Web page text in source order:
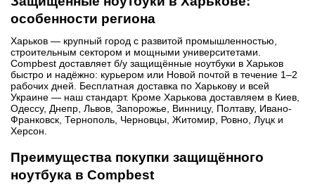
особенности региона
Харьков — крупный город с развитой промышленностью,
строительным сектором и мощными университетами.
Compbest доставляет б/у защищённые ноутбуки в Харьков
быстро и надёжно: курьером или Новой почтой в течение 1–2
рабочих дней. Бесплатная доставка по Харькову и всей
Украине — наш стандарт. Кроме Харькова доставляем в Киев,
Одессу, Днепр, Львов, Запорожье, Винницу, Полтаву, Ивано-
Франковск, Тернополь, Черновцы, Житомир, Ровно, Луцк и
Херсон.
Преимущества покупки защищённого
ноутбука в Compbest